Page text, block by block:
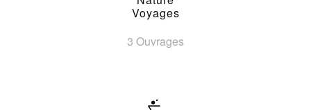
Voyages
3 Ouvrages